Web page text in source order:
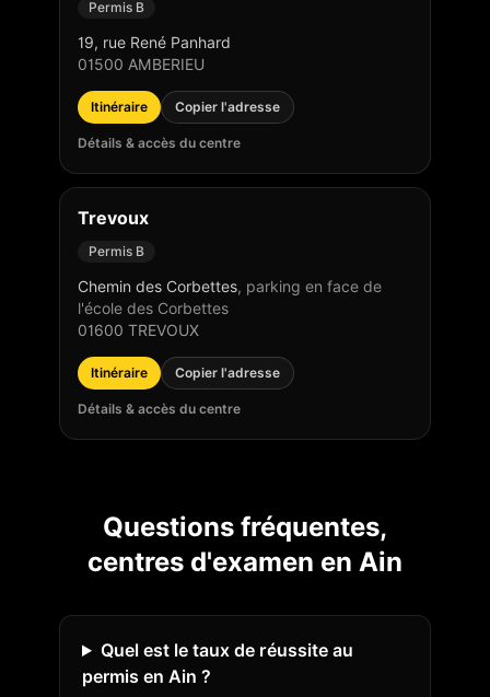
Permis B
19, rue René Panhard
01500 AMBERIEU
Itinéraire Copier l'adresse
Détails & accès du centre
Trevoux
Permis B
Chemin des Corbettes, parking en face de
l'école des Corbettes
01600 TREVOUX
Itinéraire Copier l'adresse
Détails & accès du centre
Questions fréquentes,
centres d'examen en Ain
Quel est le taux de réussite au
permis en Ain ?